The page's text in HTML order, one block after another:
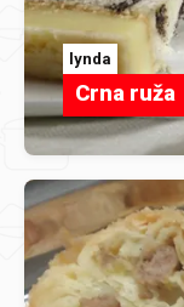
lynda
Crna ruža